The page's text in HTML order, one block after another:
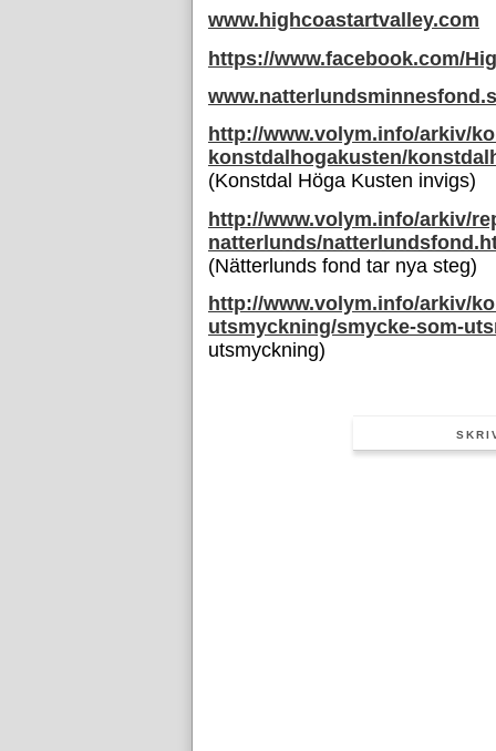
www.highcoastartvalley.com
https://www.facebook.com/
http://www.volym.info/arkiv/
konstdalhogakusten/
(Konstdal Höga Kusten invigs)
http://www.volym.info/arkiv/
natterlunds/
(Nätterlunds fond tar nya steg)
http://www.volym.info/arkiv/
utsmyckning/smycke-som-
utsmyckning)